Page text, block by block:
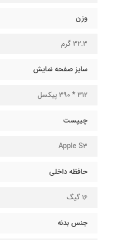
وزن
3۲.۳ گرم
سایز صفحه نمایش
3۱۲ * 39۰ پیکسل
چیپست
Apple S۳
حافظه داخلی
۱۶ گیگ
جنس بدنه